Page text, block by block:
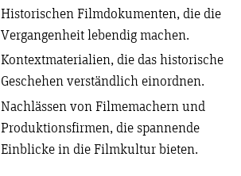
Historischen Filmdokumenten, die die
Vergangenheit lebendig machen.
Kontextmaterialien, die das historische
Geschehen verständlich einordnen.
Nachlässen von Filmemachern und
Produktionsfirmen, die spannende
Einblicke in die Filmkultur bieten.